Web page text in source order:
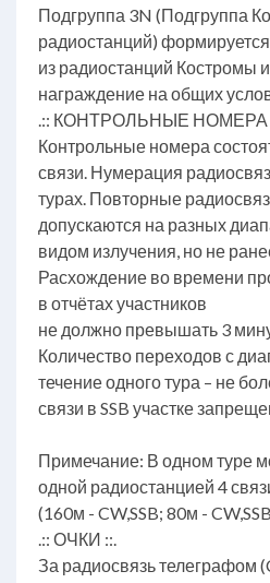
Подгруппа 3N (Подгруппа
радиостанций)
из радиостанций Костромы
награждение на общих
.:: КОНТРОЛЬНЫЕ НОМЕРА
Контрольные номера
связи. Нумерация
турах. Повторные
допускаются на разных
видом излучения, но не
Расхождение во времени
в отчётах участников
не должно превышать 3
Количество переходов с
течение одного тура – не
связи в SSB участке
Примечание: В одном туре
одной радиостанцией 4
(160м - CW,SSB; 80м -
.:: ОЧКИ ::.
За радиосвязь телеграфом